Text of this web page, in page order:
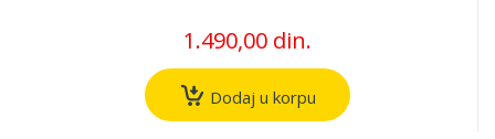
1.490,00 din.
Dodaj u korpu